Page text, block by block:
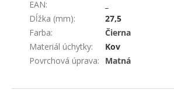
EAN:
Dĺžka (mm):
27,5
Farba:
Čierna
Materiál úchytky:
Kov
Povrchová úprava: Matná
ZÁPÄTIE